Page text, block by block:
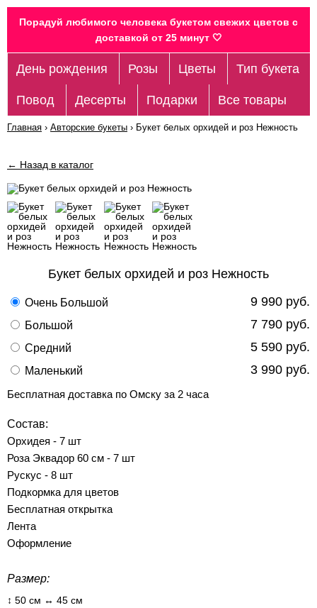
Порадуй любимого человека букетом свежих цветов c
доставкой от 25 минут 🤍
День рождения Розы Цветы Тип букета
Повод Десерты Подарки Все товары
Главная › Авторские букеты › Букет белых орхидей и роз Нежность
← Назад в каталог
Букет белых орхидей и роз Нежность
Очень Большой 9 990 руб.
Большой 7 790 руб.
Средний 5 590 руб.
Маленький 3 990 руб.
Бесплатная доставка по Омску за 2 часа
Состав:
Орхидея - 7 шт
Роза Эквадор 60 см - 7 шт
Рускус - 8 шт
Подкормка для цветов
Бесплатная открытка
Лента
Оформление
Размер:
↕ 50 см ↔ 45 см